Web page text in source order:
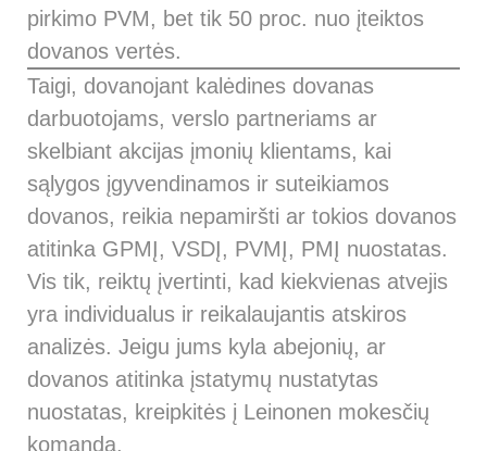
pirkimo PVM, bet tik 50 proc. nuo įteiktos
dovanos vertės.
Taigi, dovanojant kalėdines dovanas
darbuotojams, verslo partneriams ar
skelbiant akcijas įmonių klientams, kai
sąlygos įgyvendinamos ir suteikiamos
dovanos, reikia nepamiršti ar tokios dovanos
atitinka GPMĮ, VSDĮ, PVMĮ, PMĮ nuostatas.
Vis tik, reiktų įvertinti, kad kiekvienas atvejis
yra individualus ir reikalaujantis atskiros
analizės. Jeigu jums kyla abejonių, ar
dovanos atitinka įstatymų nustatytas
nuostatas, kreipkitės į Leinonen mokesčių
komandą.